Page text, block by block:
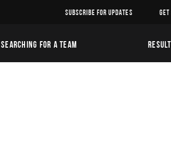
SUBSCRIBE FOR UPDATES GET
SEARCHING FOR A TEAM